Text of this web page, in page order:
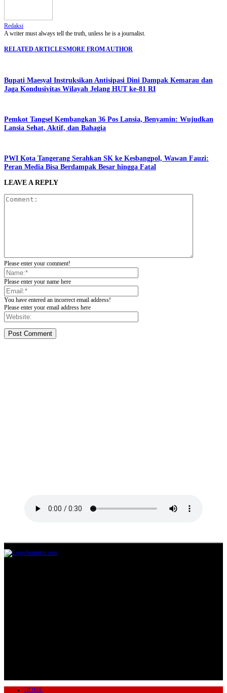
Redaksi
A writer must always tell the truth, unless he is a journalist.
RELATED ARTICLESMORE FROM AUTHOR
Bupati Maesyal Instruksikan Antisipasi Dini Dampak Kemarau dan
Jaga Kondusivitas Wilayah Jelang HUT ke-81 RI
Pemkot Tangsel Kembangkan 36 Pos Lansia, Benyamin: Wujudkan
Lansia Sehat, Aktif, dan Bahagia
PWI Kota Tangerang Serahkan SK ke Kesbangpol, Wawan Fauzi:
Peran Media Bisa Berdampak Besar hingga Fatal
LEAVE A REPLY
Please enter your comment!
Please enter your name here
You have entered an incorrect email address!
Please enter your email address here
HOME